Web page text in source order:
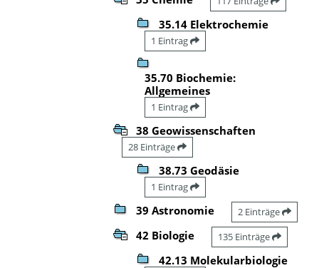
35.14 Elektrochemie
1 Eintrag
35.70 Biochemie:
Allgemeines
1 Eintrag
38 Geowissenschaften
28 Einträge
38.73 Geodäsie
1 Eintrag
39 Astronomie 2 Einträge
42 Biologie 135 Einträge
42.13 Molekularbiologie